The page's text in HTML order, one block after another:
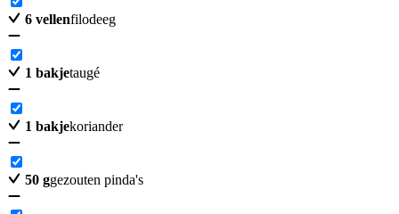
6 vellenfilodeeg
1 bakjetaugé
1 bakjekoriander
50 ggezouten pinda's